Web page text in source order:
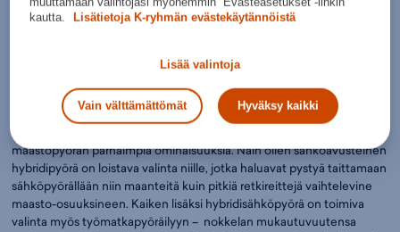
päin palveleva menopeli, jonka selässä voit sukkuloida maanteiltä
Hybridisähköpyörä on monipuolisempi valinta
maantieajoon
maastopyörän parhaimpia ominaisuuksia. Näin ollen sähköavusteinen
hybridipyörä on loistava valinta niille, jotka haluavat pystyä taittamaan
sähköpyörällään niin maanteitä kuin pitkiä retkireittejä vaihtelevine
maasto-osuuksineen. Kaiken lisäksi hybridisähköpyörä on toimiva
valinta myös työmatkapyöräilyyn – nokkelan mukautuvuutensa
kautta.
Lisätietoja K-ryhmän evästekäytännöistä
Lisää valintoja
Vain välttämättömät Hyväksy kaikki